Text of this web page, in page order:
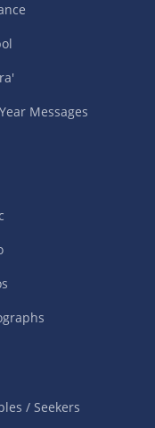
Messages
/ Seekers